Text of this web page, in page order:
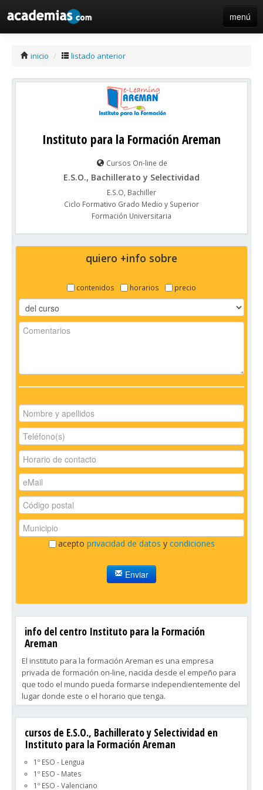
menú
inicio / listado anterior
Instituto para la Formación Areman
Cursos On-line de
E.S.O., Bachillerato y Selectividad
E.S.O, Bachiller
Ciclo Formativo Grado Medio y Superior
Formación Universitaria
quiero +info sobre
contenidos horarios precio
acepto privacidad de datos y condiciones
Enviar
info del centro Instituto para la Formación
Areman
El instituto para la formación Areman es una empresa
privada de formación on-line, nacida desde el empeño para
que todo el mundo pueda formarse independientemente del
lugar donde este o el horario que tenga.
El instituto para la formación Areman es un centro de
estudios que tiene como objeto: formar, reforzar, repasar,
complementar, ayudar,…a que el alumnado tenga mas
seguir formándose.
cursos de E.S.O., Bachillerato y Selectividad en
Instituto para la Formación Areman
1º ESO - Lengua
1º ESO - Mates
1º ESO - Valenciano